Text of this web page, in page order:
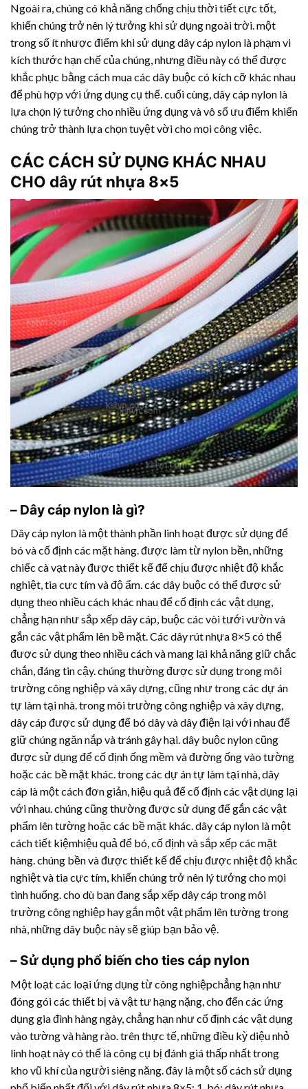
Ngoài ra, chúng có khả năng chống chịu thời tiết cực tốt,
khiến chúng trở nên lý tưởng khi sử dụng ngoài trời. một
trong số ít nhược điểm khi sử dụng dây cáp nylon là phạm vi
kích thước hạn chế của chúng, nhưng điều này có thể được
khắc phục bằng cách mua các dây buộc có kích cỡ khác nhau
để phù hợp với ứng dụng cụ thể. cuối cùng, dây cáp nylon là
lựa chọn lý tưởng cho nhiều ứng dụng và vô số ưu điểm khiến
chúng trở thành lựa chọn tuyệt vời cho mọi công việc.
CÁC CÁCH SỬ DỤNG KHÁC NHAU
CHO dây rút nhựa 8×5
– Dây cáp nylon là gì?
Dây cáp nylon là một thành phần linh hoạt được sử dụng để
bó và cố định các mặt hàng. được làm từ nylon bền, những
chiếc cà vạt này được thiết kế để chịu được nhiệt độ khắc
nghiệt, tia cực tím và độ ẩm. các dây buộc có thể được sử
dụng theo nhiều cách khác nhau để cố định các vật dụng,
chẳng hạn như sắp xếp dây cáp, buộc các vòi tưới vườn và
gắn các vật phẩm lên bề mặt. Các dây rút nhựa8×5 có thể
được sử dụng theo nhiều cách và mang lại khả năng giữ chắc
chắn, đáng tin cậy. chúng thường được sử dụng trong môi
trường công nghiệp và xây dựng, cũng như trong các dự án
tự làm tại nhà. trong môi trường công nghiệp và xây dựng,
dây cáp được sử dụng để bó dây và dây điện lại với nhau để
giữ chúng ngăn nắp và tránh gây hại. dây buộc nylon cũng
được sử dụng để cố định ống mềm và đường ống vào tường
hoặc các bề mặt khác. trong các dự án tự làm tại nhà, dây
cáp là một cách đơn giản, hiệu quả để cố định các vật dụng lại
với nhau. chúng cũng thường được sử dụng để gắn các vật
phẩm lên tường hoặc các bề mặt khác. dây cáp nylon là một
cách tiết kiệmhiệu quả để bó, cố định và sắp xếp các mặt
hàng. chúng bền và được thiết kế để chịu được nhiệt độ khắc
nghiệt và tia cực tím, khiến chúng trở nên lý tưởng cho mọi
tình huống. cho dù bạn đang sắp xếp dây cáp trong môi
trường công nghiệp hay gắn một vật phẩm lên tường trong
nhà, những dây buộc này sẽ giúp bạn bảo vệ.
– Sử dụng phổ biến cho ties cáp nylon
Một loạt các loại ứng dụng từ công nghiệpchẳng hạn như
đóng gói các thiết bị và vật tư hạng nặng, cho đến các ứng
dụng gia đình hàng ngày, chẳng hạn như cố định các vật dụng
vào tường và hàng rào. trên thực tế, những điều kỳ diệu nhỏ
linh hoạt này có thể là công cụ bị đánh giá thấp nhất trong
kho vũ khí của người siêng năng. đây là một số cách sử dụng